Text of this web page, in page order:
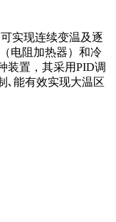
实现连续变温及逐
电阻加热器）和冷
装置，其采用PID调
､能有效实现大温区